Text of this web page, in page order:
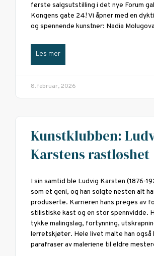
første salgsutstilling i det nye Forum
Kongens gate 24! Vi åpner med en
og spennende kunstner: Nadia
Les mer
8. februar, 2026
Kunstklubben:
Karstens rastløshet
I sin samtid ble Ludvig Karsten (1876-
som et geni, og han solgte nesten alt
produserte. Karrieren hans preges av
stilistiske kast og en stor spennvidde.
tykke malingslag, fortynning,
lerretskjøter. Hele livet malte han også
parafraser av maleriene til eldre